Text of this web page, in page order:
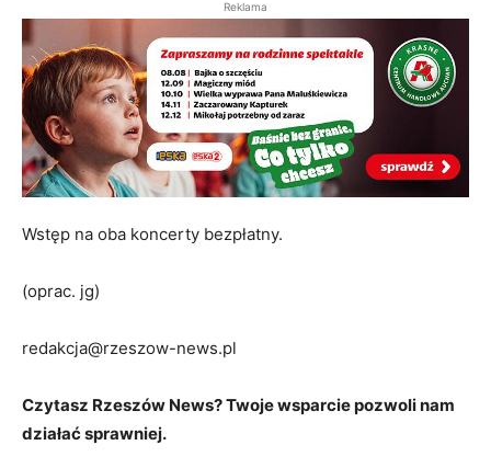
Reklama
Wstęp na oba koncerty bezpłatny.
(oprac. jg)
redakcja@rzeszow-news.pl
Czytasz Rzeszów News? Twoje wsparcie pozwoli nam
działać sprawniej.